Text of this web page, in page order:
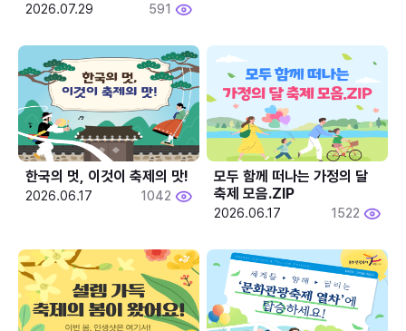
2026.07.29 591
한국의 멋, 이것이 축제의 맛!
2026.06.17 1042
모두 함께 떠나는 가정의 달
축제 모음.ZIP
2026.06.17 1522